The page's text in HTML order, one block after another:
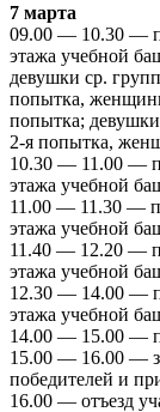
7 марта
09.00 — 10.30 —
этажа учебной
девушки ср.
попытка,
попытка;
2-я попытка,
10.30 — 11.00 —
этажа учебной
11.00 — 11.30 —
этажа учебной
11.40 — 12.20 —
этажа учебной
12.30 — 14.00 —
этажа учебной
14.00 — 15.00 —
15.00 — 16.00 —
победителей и
16.00 — отъезд